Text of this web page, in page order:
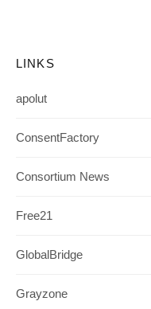
LINKS
apolut
ConsentFactory
Consortium News
Free21
GlobalBridge
Grayzone